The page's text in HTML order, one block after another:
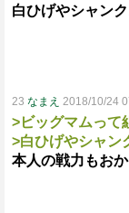
白ひげやシャン
23 なまえ 2018/10/24
>ビッグマムって
>白ひげやシャン
本人の戦力もお